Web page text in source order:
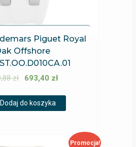
Piguet Royal
Offshore
zł 693,40 zł
Dodaj do koszyka
Promocja!